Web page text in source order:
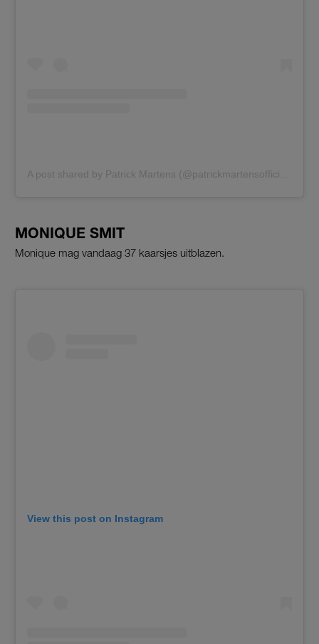
A post shared by Patrick Martens (@patrickmartensofficial)
MONIQUE SMIT
Monique mag vandaag 37 kaarsjes uitblazen.
View this post on Instagram